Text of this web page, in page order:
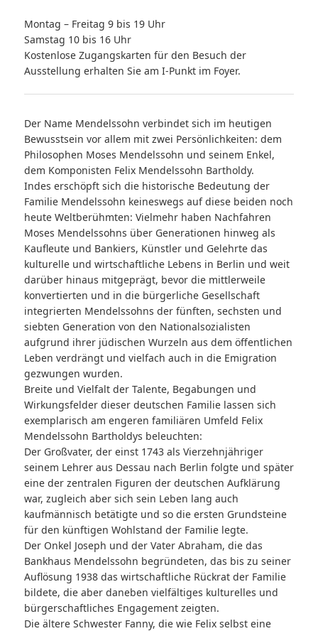
Montag – Freitag 9 bis 19 Uhr
Samstag 10 bis 16 Uhr
Kostenlose Zugangskarten für den Besuch der
Ausstellung erhalten Sie am I-Punkt im Foyer.
Der Name Mendelssohn verbindet sich im heutigen
Bewusstsein vor allem mit zwei Persönlichkeiten: dem
Philosophen Moses Mendelssohn und seinem Enkel,
dem Komponisten Felix Mendelssohn Bartholdy.
Indes erschöpft sich die historische Bedeutung der
Familie Mendelssohn keineswegs auf diese beiden noch
heute Weltberühmten: Vielmehr haben Nachfahren
Moses Mendelssohns über Generationen hinweg als
Kaufleute und Bankiers, Künstler und Gelehrte das
kulturelle und wirtschaftliche Lebens in Berlin und weit
darüber hinaus mitgeprägt, bevor die mittlerweile
konvertierten und in die bürgerliche Gesellschaft
integrierten Mendelssohns der fünften, sechsten und
siebten Generation von den Nationalsozialisten
aufgrund ihrer jüdischen Wurzeln aus dem öffentlichen
Leben verdrängt und vielfach auch in die Emigration
gezwungen wurden.
Breite und Vielfalt der Talente, Begabungen und
Wirkungsfelder dieser deutschen Familie lassen sich
exemplarisch am engeren familiären Umfeld Felix
Mendelssohn Bartholdys beleuchten:
Der Großvater, der einst 1743 als Vierzehnjähriger
seinem Lehrer aus Dessau nach Berlin folgte und später
eine der zentralen Figuren der deutschen Aufklärung
war, zugleich aber sich sein Leben lang auch
kaufmännisch betätigte und so die ersten Grundsteine
für den künftigen Wohlstand der Familie legte.
Der Onkel Joseph und der Vater Abraham, die das
Bankhaus Mendelssohn begründeten, das bis zu seiner
Auflösung 1938 das wirtschaftliche Rückrat der Familie
bildete, die aber daneben vielfältiges kulturelles und
bürgerschaftliches Engagement zeigten.
Die ältere Schwester Fanny, die wie Felix selbst eine